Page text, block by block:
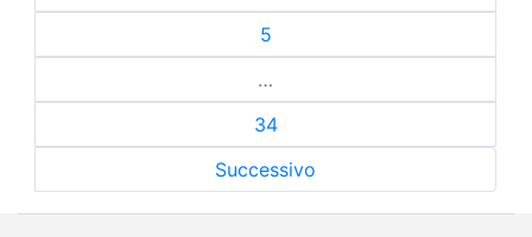
5
…
34
Successivo